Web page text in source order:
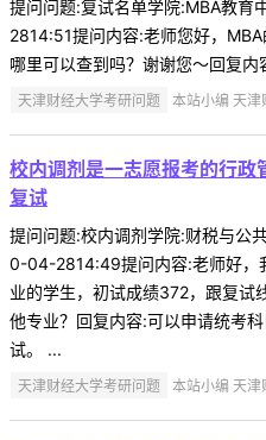
提问问题:复试名单学院:MBA教
2814:51提问内容:老师您好，
哪里可以查到吗？谢谢您～回复
天津财经大学考研问题 本站小编 天
校内调剂是一志愿报考的行
复试
提问问题:校内调剂学院:财税与公
0-04-2814:49提问内容:老师好，
业的学生，初试成绩372，跟复试
他专业？回复内容:可以申请统考
试。 ...
天津财经大学考研问题 本站小编 天